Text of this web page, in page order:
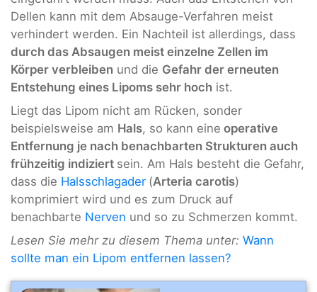
Dellen kann mit dem Absauge-Verfahren meist
verhindert werden. Ein Nachteil ist allerdings, dass
durch das Absaugen meist einzelne Zellen im
Körper verbleiben und die Gefahr der erneuten
Entstehung eines Lipoms sehr hoch ist.
Liegt das Lipom nicht am Rücken, sonder
beispielsweise am Hals, so kann eine operative
Entfernung je nach benachbarten Strukturen auch
frühzeitig indiziert sein. Am Hals besteht die Gefahr,
dass die Halsschlagader (Arteria carotis)
komprimiert wird und es zum Druck auf
benachbarte Nerven und so zu Schmerzen kommt.
Lesen Sie mehr zu diesem Thema unter: Wann
sollte man ein Lipom entfernen lassen?